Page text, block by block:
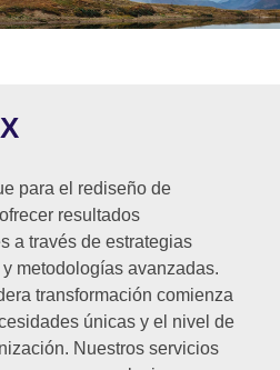
para el rediseño de
resultados
a través de estrategias
metodologías avanzadas.
transformación comienza
únicas y el nivel de
Nuestros servicios